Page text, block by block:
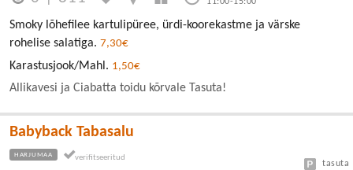
Smoky lõhefilee kartulipüree, ürdi-koorekastme ja värske
rohelise salatiga. 7,30€
Karastusjook/Mahl. 1,50€
Allikavesi ja Ciabatta toidu kõrvale Tasuta!
Babyback Tabasalu
HARJUMAA
tasuta